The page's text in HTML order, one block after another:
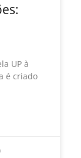
UP à
é criado